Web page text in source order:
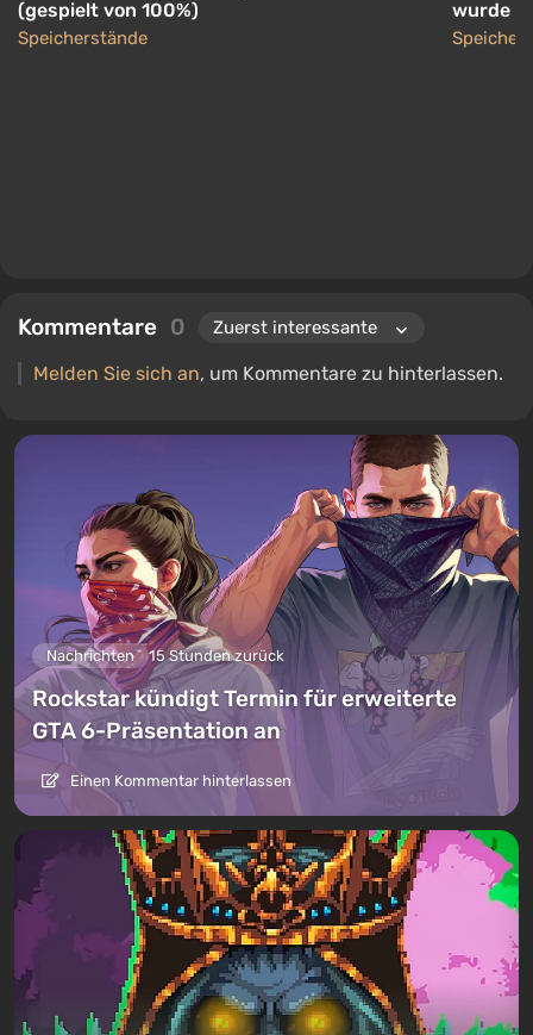
(gespielt von 100%)
Speicherstände
wurde
von S +
Kommentare 0
Melden Sie sich an, um Kommentare zu hinterlassen.
Nachrichten 15 Stunden zurück
Rockstar kündigt Termin für erweiterte
GTA 6-Präsentation an
Einen Kommentar hinterlassen